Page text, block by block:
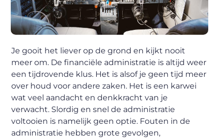
Je gooit het liever op de grond en kijkt nooit
meer om. De financiële administratie is altijd weer
een tijdrovende klus. Het is alsof je geen tijd meer
over houd voor andere zaken. Het is een karwei
wat veel aandacht en denkkracht van je
verwacht. Slordig en snel de administratie
voltooien is namelijk geen optie. Fouten in de
administratie hebben grote gevolgen,